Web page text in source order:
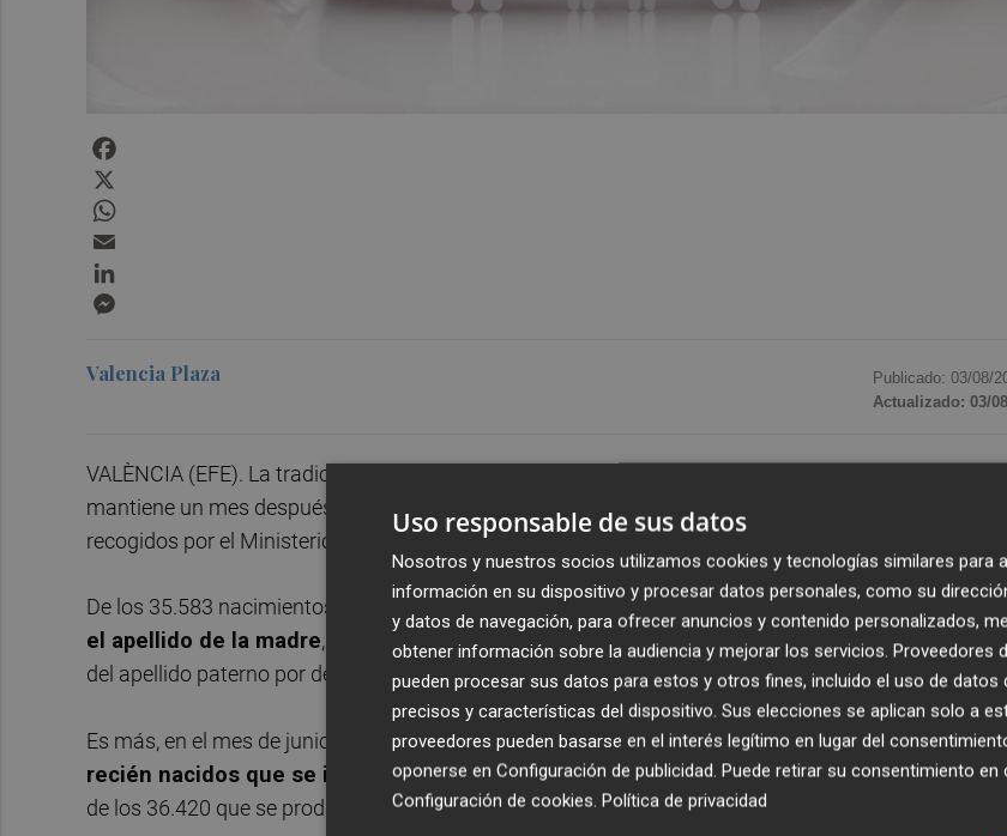
Valencia Plaza Publicado: 03/08/
Actualizado: 03/
VALÈNCIA (EFE). La tradición de inscribir a los recién nacidos con el apellido paterno en primer
mantiene un mes después de la entrada en vigor de la reforma de la
recogidos por el Ministerio de Justicia a los que ha tenido acceso Efe.
De los 35.583 nacimientos que fueron inscritos en los Registros Civiles en julio,
sólo en 193 se
el apellido de la madre, a pesar de que en ese mes echó a andar la reforma que puso fin a la
del apellido paterno por defecto, cuando no hay acuerdo entre los progenitores.
Es más, en el mes de junio, cuando aún se debatíaen el Parlamento esta reforma,fueron más
recién nacidos que se inscribieron con el apellido de la madre en primer lugar.En 320
de los 36.420 que se produjeron, los padres se inclinaron por esta opción.
Uso responsable de sus datos
Nosotros y nuestros socios utilizamos cookies y tecnologías similares para
información en su dispositivo y procesar datos personales, como su
y datos de navegación, para ofrecer anuncios y contenido personalizados,
obtener información sobre la audiencia y mejorar los servicios. Proveedores
pueden procesar sus datos para estos y otros fines, incluido el uso de datos
precisos y características del dispositivo. Sus elecciones se aplican solo a
proveedores pueden basarse en el interés legítimo en lugar del
oponerse en Configuración de publicidad. Puede retirar su consentimiento en
Configuración de cookies. Política de privacidad